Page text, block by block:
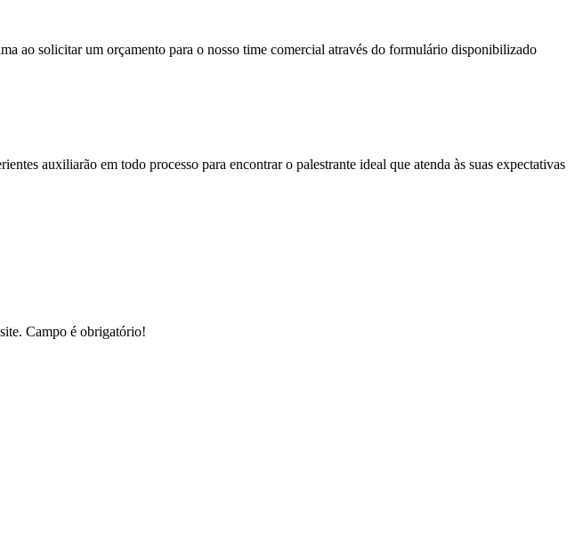
ao solicitar um orçamento para o nosso time comercial através do formulário disponibilizado
auxiliarão em todo processo para encontrar o palestrante ideal que atenda às suas expectativas
Campo é obrigatório!